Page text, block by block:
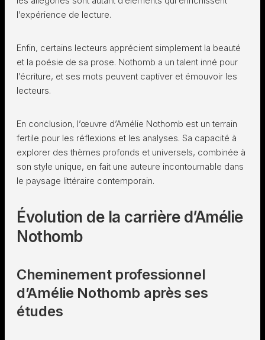
l’expérience de lecture.
Enfin, certains lecteurs apprécient simplement la beauté
et la poésie de sa prose. Nothomb a un talent inné pour
l’écriture, et ses mots peuvent captiver et émouvoir les
lecteurs.
En conclusion, l’œuvre d’Amélie Nothomb est un terrain
fertile pour les réflexions et les analyses. Sa capacité à
explorer des thèmes profonds et universels, combinée à
son style unique, en fait une auteure incontournable dans
le paysage littéraire contemporain.
Évolution de la carrière d’Amélie
Nothomb
Cheminement professionnel
d’Amélie Nothomb après ses
études